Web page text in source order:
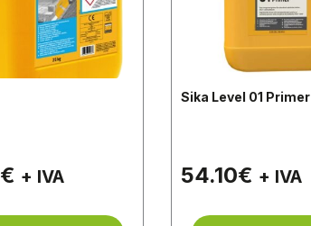
€ + IVA
Sika Level 01 Primer
54.10€ + IVA